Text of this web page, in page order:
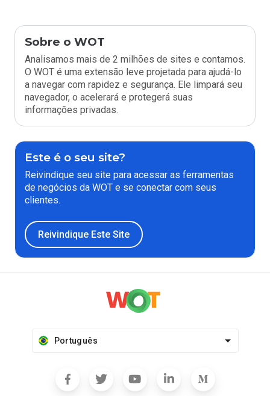
Sobre o WOT
Analisamos mais de 2 milhões de sites e contamos.
O WOT é uma extensão leve projetada para ajudá-lo
a navegar com rapidez e segurança. Ele limpará seu
navegador, o acelerará e protegerá suas
informações privadas.
Este é o seu site?
Reivindique seu site para acessar as ferramentas
de negócios da WOT e se conectar com seus
clientes.
Reivindique Este Site
Português